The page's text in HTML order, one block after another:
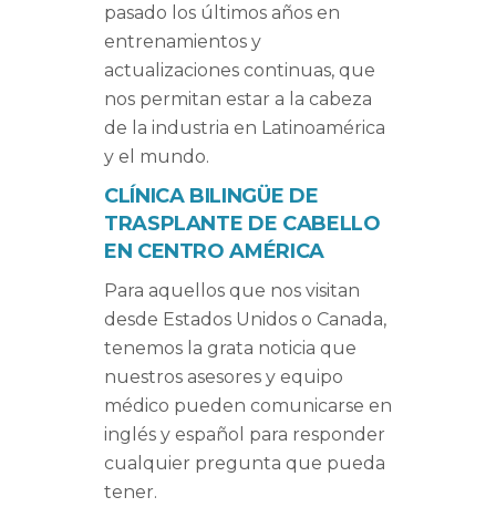
pasado los últimos años en
entrenamientos y
actualizaciones continuas, que
nos permitan estar a la cabeza
de la industria en Latinoamérica
y el mundo.
CLÍNICA BILINGÜE DE
TRASPLANTE DE CABELLO
EN CENTRO AMÉRICA
Para aquellos que nos visitan
desde Estados Unidos o Canada,
tenemos la grata noticia que
nuestros asesores y equipo
médico pueden comunicarse en
inglés y español para responder
cualquier pregunta que pueda
tener.